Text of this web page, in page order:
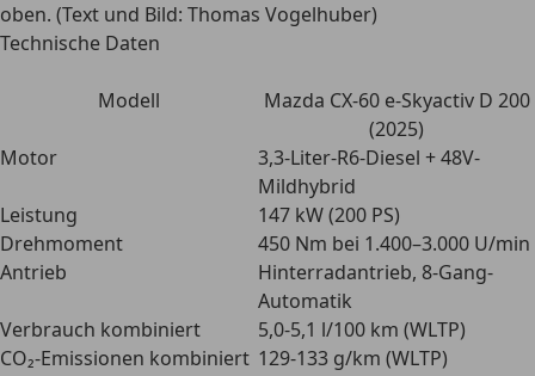
oben. (Text und Bild: Thomas Vogelhuber)
Technische Daten
Modell
Mazda CX-60 e-Skyactiv D 200
(2025)
Motor
3,3-Liter-R6-Diesel + 48V-
Mildhybrid
Leistung
147 kW (200 PS)
Drehmoment
450 Nm bei 1.400–3.000 U/min
Antrieb
Hinterradantrieb, 8-Gang-
Automatik
Verbrauch kombiniert
5,0-5,1 l/100 km (WLTP)
CO₂-Emissionen kombiniert 129-133 g/km (WLTP)